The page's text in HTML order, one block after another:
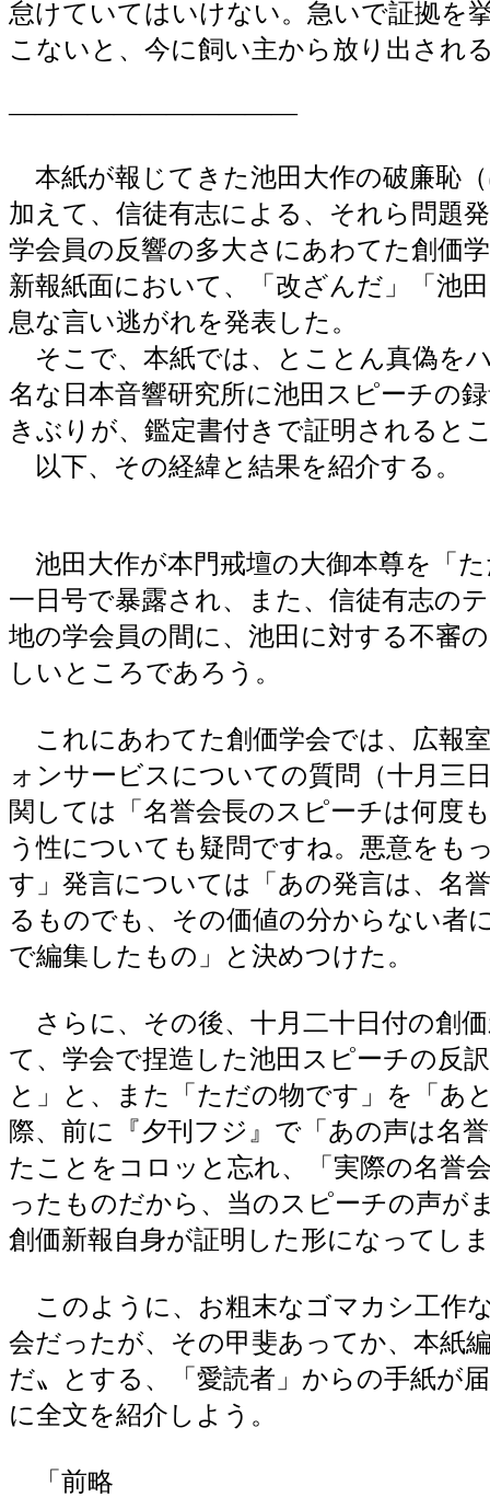
怠けていてはいけない。急いで証拠を
こないと、今に飼い主から放り出され
―――――――――――
本紙が報じてきた池田大作の破廉恥
加えて、信徒有志による、それら問題
学会員の反響の多大さにあわてた創価
新報紙面において、「改ざんだ」「池
息な言い逃がれを発表した。
そこで、本紙では、とことん真偽を
名な日本音響研究所に池田スピーチの
きぶりが、鑑定書付きで証明されると
以下、その経緯と結果を紹介する。
池田大作が本門戒壇の大御本尊を「
一日号で暴露され、また、信徒有志の
地の学会員の間に、池田に対する不審
しいところであろう。
これにあわてた創価学会では、広報
ォンサービスについての質問（十月三
関しては「名誉会長のスピーチは何度
う性についても疑問ですね。悪意をも
す」発言については「あの発言は、名
るものでも、その価値の分からない者
で編集したもの」と決めつけた。
さらに、その後、十月二十日付の創
て、学会で捏造した池田スピーチの反
と」と、また「ただの物です」を「あ
際、前に『夕刊フジ』で「あの声は名
たことをコロッと忘れ、「実際の名誉
ったものだから、当のスピーチの声が
創価新報自身が証明した形になってし
このように、お粗末なゴマカシ工作
会だったが、その甲斐あってか、本紙
だ〟とする、「愛読者」からの手紙が
に全文を紹介しよう。
「前略